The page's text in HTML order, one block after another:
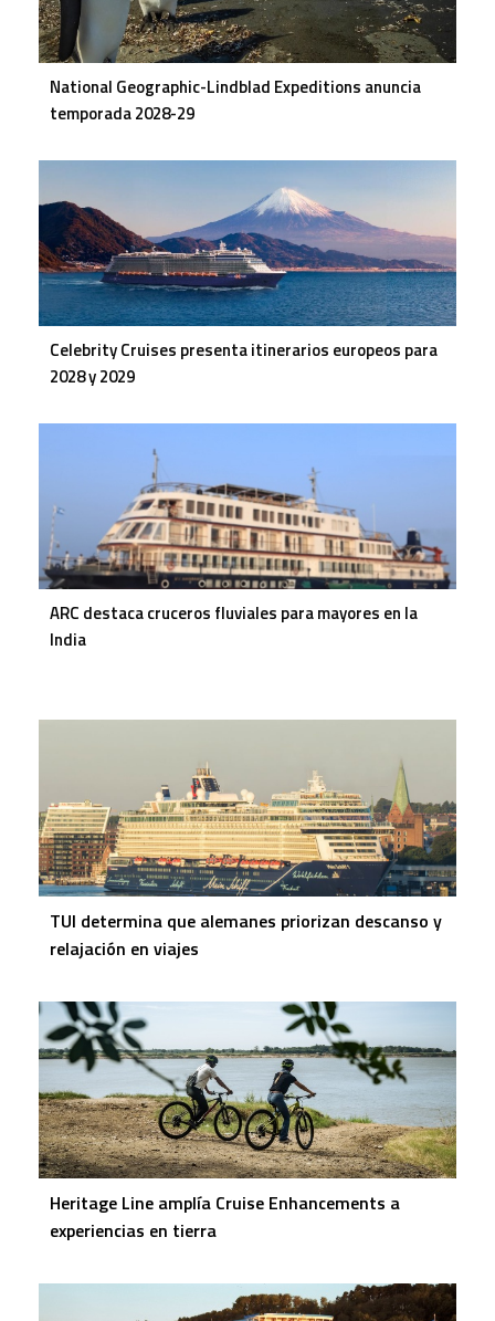
National Geographic-Lindblad Expeditions anuncia
temporada 2028-29
Celebrity Cruises presenta itinerarios europeos para
2028 y 2029
ARC destaca cruceros fluviales para mayores en la
India
TUI determina que alemanes priorizan descanso y
relajación en viajes
Heritage Line amplía Cruise Enhancements a
experiencias en tierra